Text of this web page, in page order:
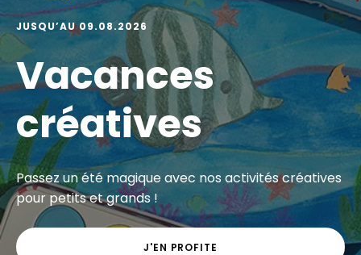
JUSQU’AU 09.08.2026
Vacances
créatives
Passez un été magique avec nos activités créatives
pour petits et grands !
J'EN PROFITE